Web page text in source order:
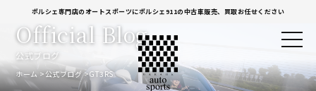
ポルシェ専門店のオートスポーツにポルシェ911の中古車販売、買取お任せください
公式ブログ
Official Blog
ホーム 公式ブログ GT3RS